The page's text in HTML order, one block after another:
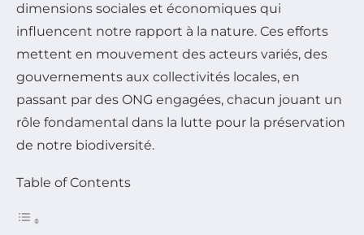
dimensions sociales et économiques qui
influencent notre rapport à la nature. Ces efforts
mettent en mouvement des acteurs variés, des
gouvernements aux collectivités locales, en
passant par des ONG engagées, chacun jouant un
rôle fondamental dans la lutte pour la préservation
de notre biodiversité.
Table of Contents